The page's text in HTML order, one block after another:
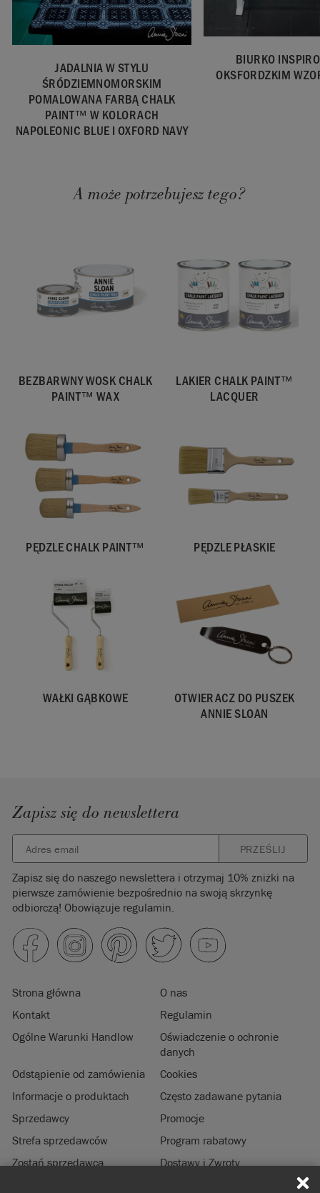
JADALNIA W STYLU
ŚRÓDZIEMNOMORSKIM
POMALOWANA FARBĄ CHALK
PAINT™ W KOLORACH
NAPOLEONIC BLUE I OXFORD NAVY
BIURKO
OKSFORDZKIM
A może potrzebujesz tego?
BEZBARWNY WOSK CHALK
PAINT™ WAX
LAKIER CHALK PAINT™
LACQUER
PĘDZLE CHALK PAINT™ PĘDZLE PŁASKIE
WAŁKI GĄBKOWE
OTWIERACZ DO PUSZEK
ANNIE SLOAN
Zapisz się do newslettera
PRZEŚLIJ
Zapisz się do naszego newslettera i otrzymaj 10% zniżki na
pierwsze zamówienie bezpośrednio na swoją skrzynkę
odbiorczą! Obowiązuje regulamin.
Strona główna
O nas
Kontakt
Regulamin
Ogólne Warunki Handlow
Oświadczenie o ochronie
danych
Odstąpienie od zamówienia
Cookies
Informacje o produktach
Często zadawane pytania
Sprzedawcy
Promocje
Strefa sprzedawców
Program rabatowy
Zostań sprzedawcą
Dostawy i Zwroty